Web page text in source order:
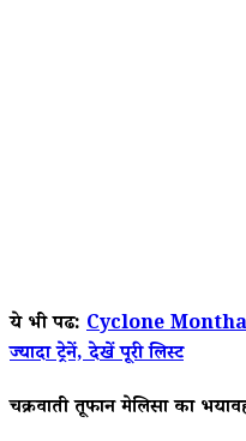
ये भी पढें: Cyclone Montha:
ज्यादा ट्रेनें, देखें पूरी लिस्ट
चक्रवाती तूफान मेलिसा का